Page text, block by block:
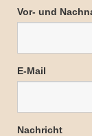
Vor- und
E-Mail
Nachricht